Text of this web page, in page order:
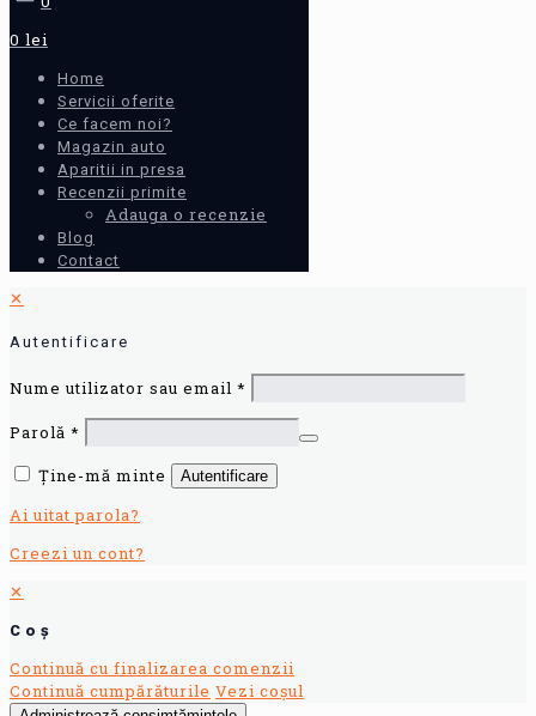
0 lei
Home
Servicii oferite
Ce facem noi?
Magazin auto
Aparitii in presa
Recenzii primite
Adauga o recenzie
Blog
Contact
✕
Autentificare
Nume utilizator sau email *
Parolă *
Ține-mă minte
Autentificare
Ai uitat parola?
Creezi un cont?
✕
Coș
Continuă cu finalizarea comenzii
Continuă cumpărăturile Vezi coșul